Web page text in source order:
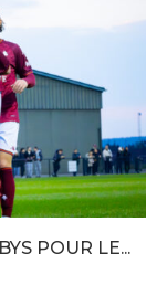
POUR LE...